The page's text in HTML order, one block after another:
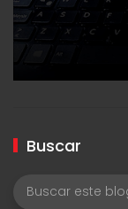
Buscar